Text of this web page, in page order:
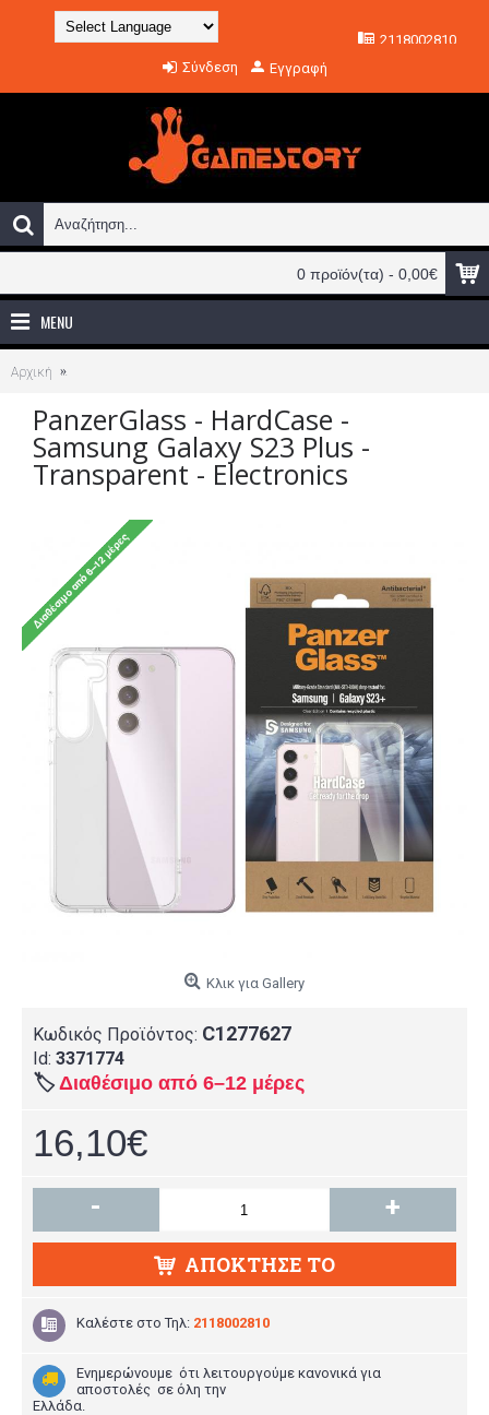
Translate
2118002810
Σύνδεση
Εγγραφή
0 προϊόν(τα) - 0,00€
MENU
Αρχική
PanzerGlass - HardCase -
Samsung Galaxy S23 Plus -
Transparent - Electronics
Κλικ για Gallery
Κωδικός Προϊόντος: C1277627
Id: 3371774
🏷️ Διαθέσιμο από 6–12 μέρες
16,10€
- +
ΑΠΌΚΤΗΣΕ ΤΟ
Καλέστε στοΤηλ: 2118002810
Ενημερώνουμε ότι λειτουργούμε κανονικά για
αποστολές σε όλη την
Ελλάδα.